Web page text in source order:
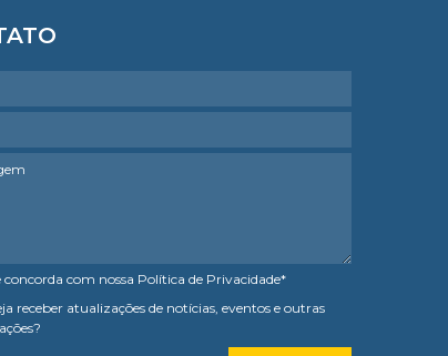
concorda com nossa Política de Privacidade*
receber atualizações de notícias, eventos e outras